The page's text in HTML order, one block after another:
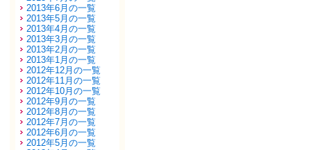
2013年6月の一覧
2013年5月の一覧
2013年4月の一覧
2013年3月の一覧
2013年2月の一覧
2013年1月の一覧
2012年12月の一覧
2012年11月の一覧
2012年10月の一覧
2012年9月の一覧
2012年8月の一覧
2012年7月の一覧
2012年6月の一覧
2012年5月の一覧